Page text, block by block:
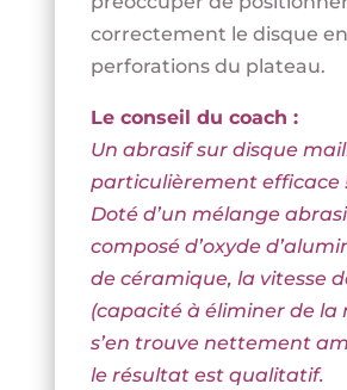
correctement le disque
perforations du plateau.
Le conseil du coach :
Un abrasif sur disque
particulièrement efficace
Doté d’un mélange
composé d’oxyde
de céramique, la vitesse
(capacité à éliminer de la
s’en trouve nettement
le résultat est qualitatif.